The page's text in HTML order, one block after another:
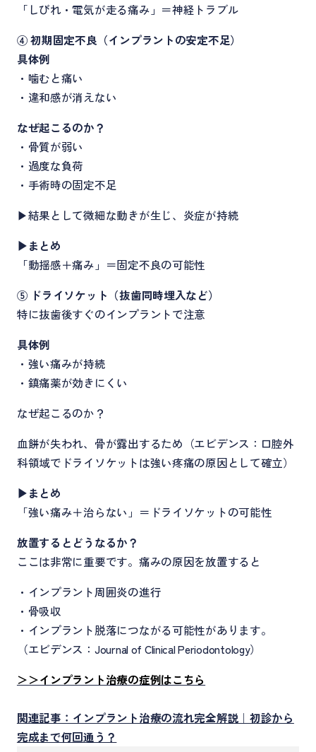
「しびれ・電気が走る痛み」＝神経トラブル
④ 初期固定不良（インプラントの安定不足）
具体例
・噛むと痛い
・違和感が消えない
なぜ起こるのか？
・骨質が弱い
・過度な負荷
・手術時の固定不足
▶結果として微細な動きが生じ、炎症が持続
▶まとめ
「動揺感＋痛み」＝固定不良の可能性
⑤ ドライソケット（抜歯同時埋入など）
特に抜歯後すぐのインプラントで注意
具体例
・強い痛みが持続
・鎮痛薬が効きにくい
なぜ起こるのか？
血餅が失われ、骨が露出するため（エビデンス：口腔外
科領域でドライソケットは強い疼痛の原因として確立）
▶まとめ
「強い痛み＋治らない」＝ドライソケットの可能性
放置するとどうなるか？
ここは非常に重要です。痛みの原因を放置すると
・インプラント周囲炎の進行
・骨吸収
・インプラント脱落につながる可能性があります。
（エビデンス：Journal of Clinical Periodontology）
＞＞インプラント治療の症例はこちら
関連記事：インプラント治療の流れ完全解説｜初診から
完成まで何回通う？